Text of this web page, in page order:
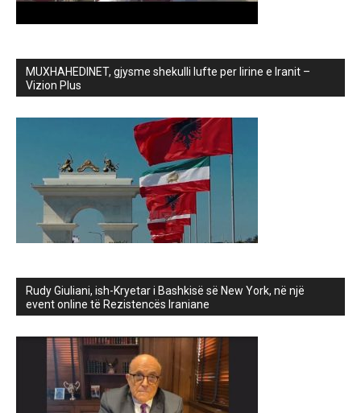
MUXHAHEDINET, gjysme shekulli lufte per lirine e Iranit –
Vizion Plus
Rudy Giuliani, ish-Kryetar i Bashkisë së New York, në një
event online të Rezistencës Iraniane